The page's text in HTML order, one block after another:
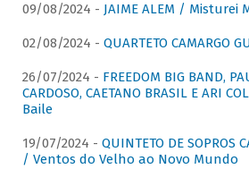
09/08/2024 - JAIME ALEM / Misturei
02/08/2024 - QUARTETO CAMARGO
26/07/2024 - FREEDOM BIG BAND,
CARDOSO, CAETANO BRASIL E ARI
Baile
19/07/2024 - QUINTETO DE SOPROS
/ Ventos do Velho ao Novo Mundo